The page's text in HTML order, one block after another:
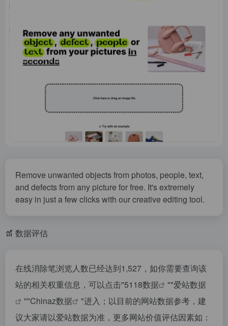
Remove unwanted objects from photos, people, text,
and defects from any picture for free. It's extremely
easy in just a few clicks with our creative editing tool.
数据评估
在线消除笔浏览人数已经达到1,527，如你需要查询该
站的相关权重信息，可以点击"5118数据 ""爱站数据
""Chinaz数据
"进入；以目前的网站数据参考，建
议大家请以爱站数据为准，更多网站价值评估因素如：